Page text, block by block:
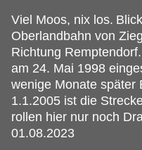
Viel Moos, nix los.
Oberlandbahn von
Richtung
am 24. Mai 1998
wenige Monate später
1.1.2005 ist die
rollen hier nur noch
01.08.2023